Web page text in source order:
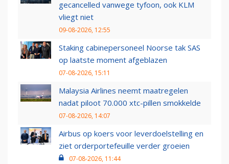
gecancelled vanwege tyfoon, ook KLM
vliegt niet
09-08-2026, 12:55
Staking cabinepersoneel Noorse tak SAS
op laatste moment afgeblazen
07-08-2026, 15:11
Malaysia Airlines neemt maatregelen
nadat piloot 70.000 xtc-pillen smokkelde
07-08-2026, 14:07
Airbus op koers voor leverdoelstelling en
ziet orderportefeuille verder groeien
07-08-2026, 11:44